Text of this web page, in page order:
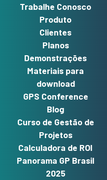
Trabalhe Conosco
Produto
Clientes
Planos
Demonstrações
Materiais para
download
GPS Conference
Blog
Curso de Gestão de
Projetos
Calculadora de ROI
Panorama GP Brasil
2025